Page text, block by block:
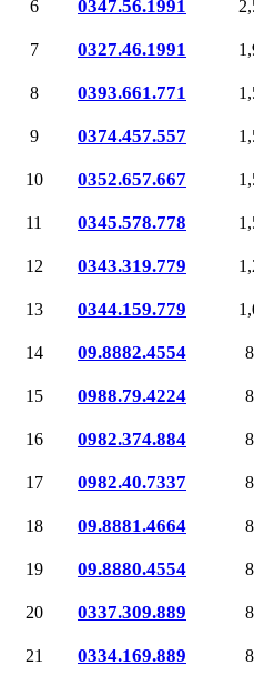
6 0347.56.1991
7 0327.46.1991
8 0393.661.771
9 0374.457.557
10 0352.657.667
11 0345.578.778
12 0343.319.779
13 0344.159.779
14 09.8882.4554
15 0988.79.4224
16 0982.374.884
17 0982.40.7337
18 09.8881.4664
19 09.8880.4554
20 0337.309.889
21 0334.169.889